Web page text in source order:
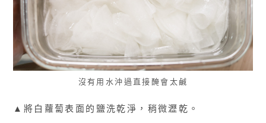
沒有用水沖過直接醃會太鹹
▲將白蘿蔔表面的鹽洗乾淨，稍微瀝乾。